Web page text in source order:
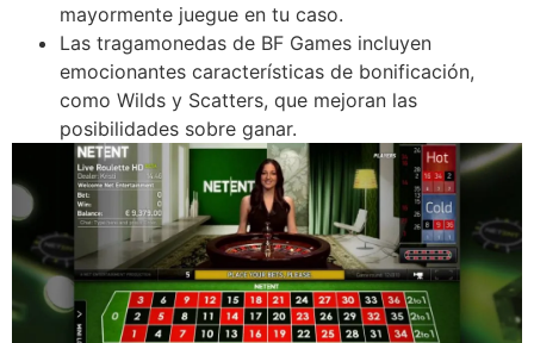
mayormente juegue en tu caso.
Las tragamonedas de BF Games incluyen
emocionantes características de bonificación,
como Wilds y Scatters, que mejoran las
posibilidades sobre ganar.